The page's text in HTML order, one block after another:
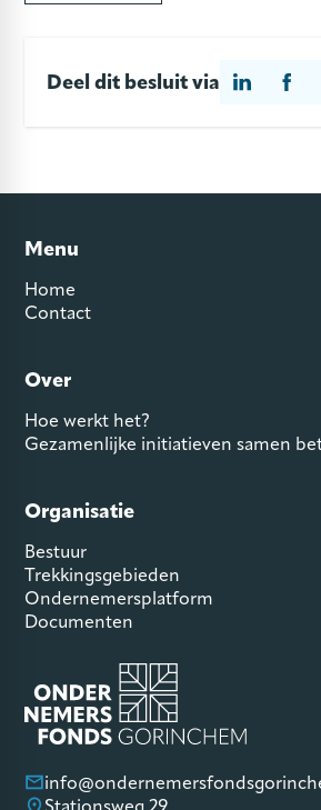
Deel dit besluit via
Menu
Home
Contact
Over
Hoe werkt het?
Gezamenlijke initiatieven samen
Organisatie
Bestuur
Trekkingsgebieden
Ondernemersplatform
Documenten